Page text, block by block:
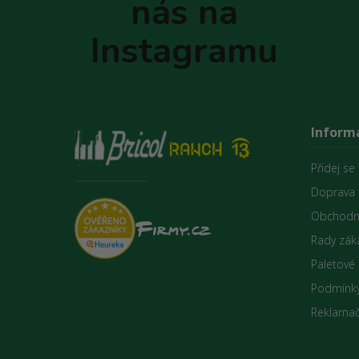
nás na
Instagramu
Přidej se
Doprava
Rady